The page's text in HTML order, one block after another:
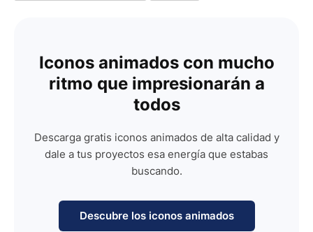
Iconos animados con mucho
ritmo que impresionarán a
todos
Descarga gratis iconos animados de alta calidad y
dale a tus proyectos esa energía que estabas
buscando.
Descubre los iconos animados